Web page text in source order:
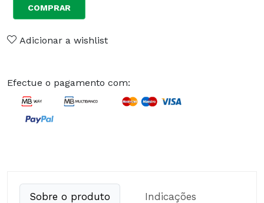
COMPRAR
Adicionar a wishlist
Efectue o pagamento com:
Sobre o produto Indicações